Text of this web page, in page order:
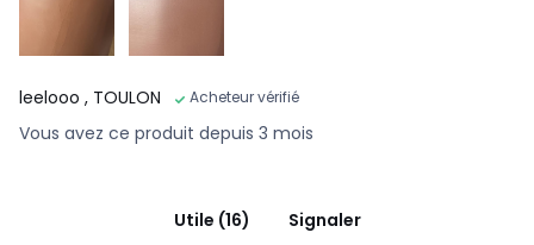
leelooo , TOULON Acheteur vérifié
Vous avez ce produit depuis 3 mois
Utile (16)
Signaler